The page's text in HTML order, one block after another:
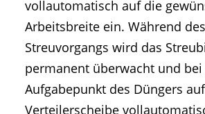
vollautomatisch auf die
Arbeitsbreite ein. Während des
Streuvorgangs wird das
permanent überwacht und
Aufgabepunkt des Düngers
Verteilerscheibe